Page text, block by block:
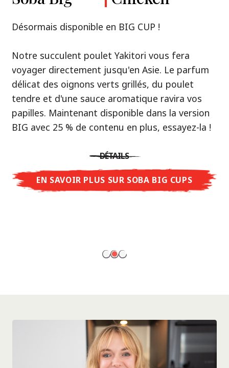
Trois univers de saveurs, un seul objectif : le
vrai ramen de niveau restaurant – sans le
restaurant.
Avec Nissin Ramen Premium, découvrez le
plaisir du ramen japonais comme jamais
Yuzu, épicé et relevé avec Spicy Miso, ou
crémeux et gourmand avec Tonkotsu. Le goût
authentique du restaurant – à savourer chez
Désormais disponible en BIG CUP !
Notre succulent poulet Yakitori vous fera
voyager directement jusqu'en Asie. Le parfum
délicat des oignons verts grillés, du poulet
tendre et d'une sauce aromatique ravira vos
papilles. Maintenant disponible dans la version
BIG avec 25 % de contenu en plus, essayez-la !
DÉTAILS
EN SAVOIR PLUS SUR SOBA BIG CUPS
Notre recommandation: découvrez le goût de
Ramen !
Une soupe ramen qui, comme la cuisine
thaïlandaise elle-même, est synonyme
d'équilibre parfait et d'harmonie gustative.
La saveur de poulet caramélisé combinée aux
expérience gustative asiatique authentique.
DÉTAILS